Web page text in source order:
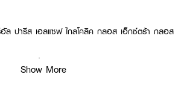
ล ปารีส เอลแซฟ ไกลโคลิค กลอส เอ็กซ์ตร้า กลอส
าบกระด้าง ขาดความเงางาม
Show More